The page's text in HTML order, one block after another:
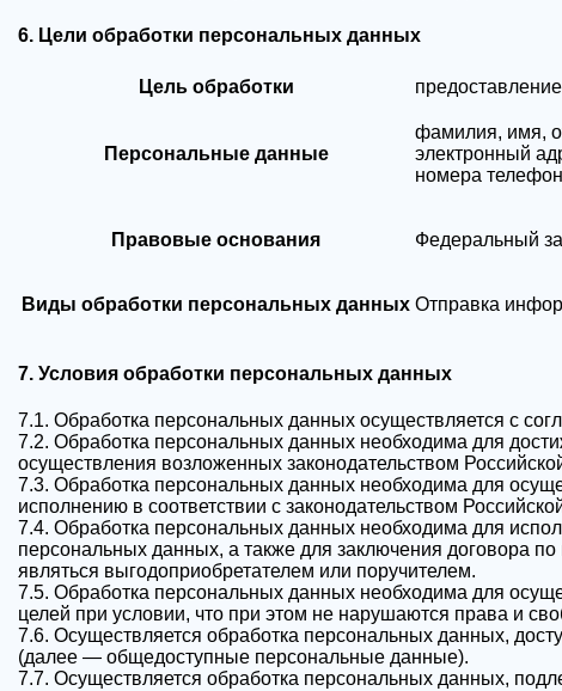
6. Цели обработки персональных данных
Цель обработки
Персональные данные
фамилия, имя,
электронный
номера
Правовые основания Федеральный
Виды обработки персональных данных Отправка
7. Условия обработки персональных данных
7.1. Обработка персональных данных осуществляется с
7.2. Обработка персональных данных необходима для
осуществления возложенных законодательством
7.3. Обработка персональных данных необходима для
исполнению в соответствии с законодательством
7.4. Обработка персональных данных необходима для
персональных данных, а также для заключения договора
являться выгодоприобретателем или поручителем.
7.5. Обработка персональных данных необходима для
целей при условии, что при этом не нарушаются права и
7.6. Осуществляется обработка персональных данных,
(далее — общедоступные персональные данные).
7.7. Осуществляется обработка персональных данных,